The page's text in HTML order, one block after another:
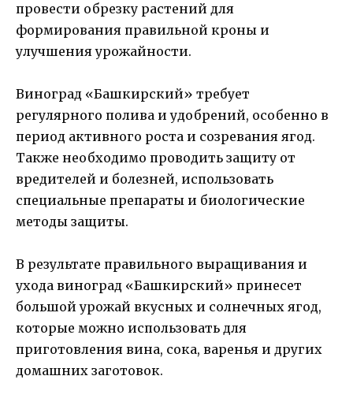
провести обрезку растений для
формирования правильной кроны и
улучшения урожайности.
Виноград «Башкирский» требует
регулярного полива и удобрений, особенно в
период активного роста и созревания ягод.
Также необходимо проводить защиту от
вредителей и болезней, использовать
специальные препараты и биологические
методы защиты.
В результате правильного выращивания и
ухода виноград «Башкирский» принесет
большой урожай вкусных и солнечных ягод,
которые можно использовать для
приготовления вина, сока, варенья и других
домашних заготовок.